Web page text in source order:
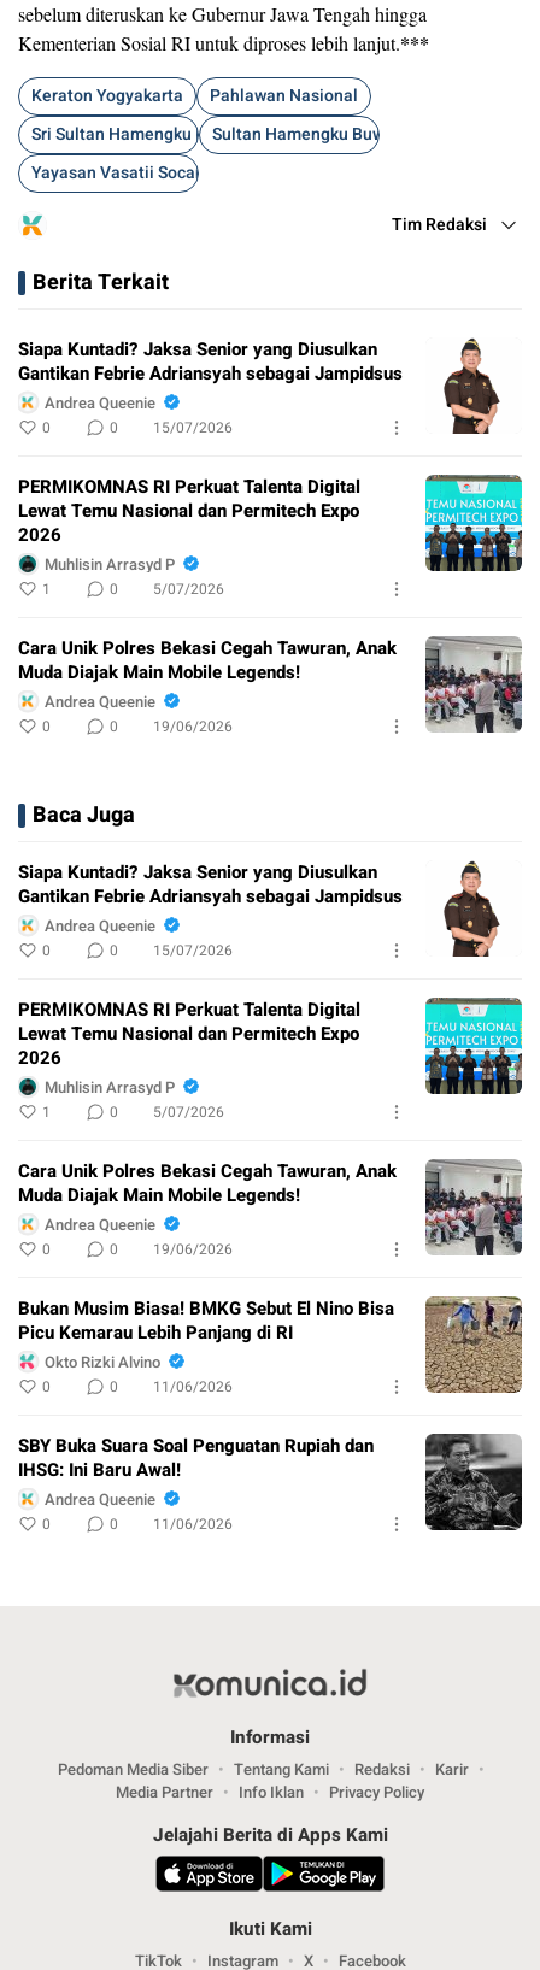
sebelum diteruskan ke Gubernur Jawa Tengah hingga
Kementerian Sosial RI untuk diproses lebih lanjut.***
Keraton Yogyakarta
Pahlawan Nasional
Sri Sultan Hamengku Buwono IISultan Hamengku Buwono X
Yayasan Vasatii Socaning Lokika
Tim Redaksi
Berita Terkait
Siapa Kuntadi? Jaksa Senior yang Diusulkan
Gantikan Febrie Adriansyah sebagai Jampidsus
Andrea Queenie
0 0 15/07/2026
PERMIKOMNAS RI Perkuat Talenta Digital
Lewat Temu Nasional dan Permitech Expo
2026
Muhlisin Arrasyd P
1 0 5/07/2026
Cara Unik Polres Bekasi Cegah Tawuran, Anak
Muda Diajak Main Mobile Legends!
Andrea Queenie
0 0 19/06/2026
Baca Juga
Siapa Kuntadi? Jaksa Senior yang Diusulkan
Gantikan Febrie Adriansyah sebagai Jampidsus
Andrea Queenie
0 0 15/07/2026
PERMIKOMNAS RI Perkuat Talenta Digital
Lewat Temu Nasional dan Permitech Expo
2026
Muhlisin Arrasyd P
1 0 5/07/2026
Cara Unik Polres Bekasi Cegah Tawuran, Anak
Muda Diajak Main Mobile Legends!
Andrea Queenie
0 0 19/06/2026
Bukan Musim Biasa! BMKG Sebut El Nino Bisa
Picu Kemarau Lebih Panjang di RI
Okto Rizki Alvino
0 0 11/06/2026
SBY Buka Suara Soal Penguatan Rupiah dan
IHSG: Ini Baru Awal!
Andrea Queenie
0 0 11/06/2026
Informasi
Pedoman Media Siber Tentang Kami Redaksi
Karir
Media Partner
Info Iklan Privacy Policy
Jelajahi Berita di Apps Kami
Ikuti Kami
TikTok Instagram X Facebook